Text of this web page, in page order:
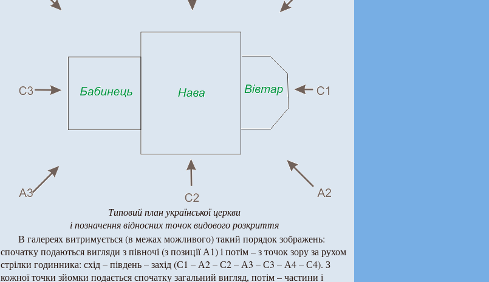
Типовий план української церкви
і позначення відносних точок видового розкриття
В галереях витримується (в межах можливого) такий порядок зображень:
спочатку подаються вигляди з півночі (з позиції А1) і потім – з точок зору за рухом
стрілки годинника: схід – південь – захід (С1 – А2 – С2 – А3 – С3 – А4 – С4). З
кожної точки зйомки подається спочатку загальний вигляд, потім – частини і